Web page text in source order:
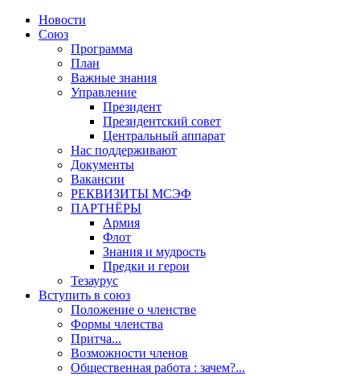
Новости
Союз
Программа
План
Важные знания
Управление
Президент
Президентский совет
Центральный аппарат
Нас поддерживают
Документы
Вакансии
РЕКВИЗИТЫ МСЭФ
ПАРТНЁРЫ
Армия
Флот
Знания и мудрость
Предки и герои
Тезаурус
Вступить в союз
Положение о членстве
Формы членства
Притча...
Возможности членов
Общественная работа : зачем?...